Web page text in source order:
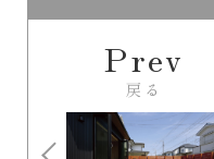
Prev
戻る